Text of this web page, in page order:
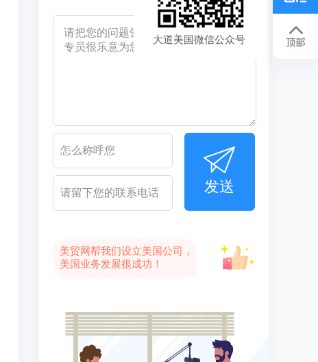
发送
美贸网帮我们设立美国公司，
美国业务发展很成功！
大道美国微信公众号